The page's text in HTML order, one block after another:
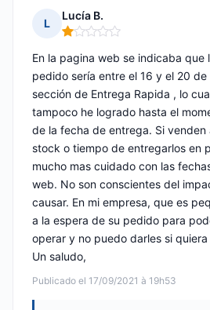
L
Lucía B.
Nota: 1 de 5
Publicado el 17/09/2021 à 19h53
En la pagina web se indicaba que
pedido sería entre el 16 y el 20
sección de Entrega Rapida , lo
tampoco he logrado hasta el
de la fecha de entrega. Si venden
stock o tiempo de entregarlos en
mucho mas cuidado con las
web. No son conscientes del
causar. En mi empresa, que es
a la espera de su pedido para
operar y no puedo darles si
Un saludo,